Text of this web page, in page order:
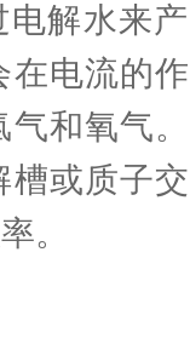
水来产
电流的
和氧气
或质子
。